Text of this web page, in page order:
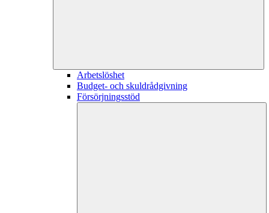
Arbetslöshet
Budget- och skuldrådgivning
Försörjningsstöd